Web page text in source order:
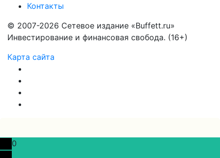
Контакты
© 2007-2026 Сетевое издание «Buffett.ru»
Инвестирование и финансовая свобода. (16+)
Карта сайта
0